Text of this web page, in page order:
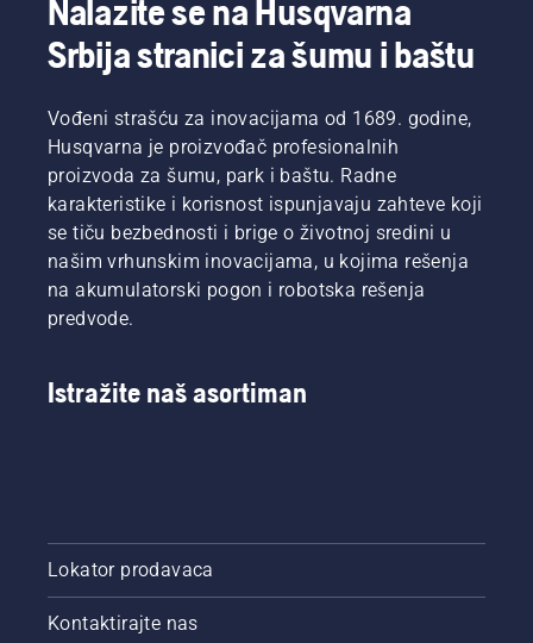
kratkom
biste
kako da
proverite
da li
sistem
za
podmazivanje
lanca
radi
pravilno.
Pokrenite
dok je
zadatak
koji je
vama.
Nalazite se na Husqvarna
Srbija stranici za šumu i baštu
Vođeni strašću za inovacijama od 1689. godine,
Husqvarna je proizvođač profesionalnih
proizvoda za šumu, park i baštu. Radne
karakteristike i korisnost ispunjavaju zahteve koji
se tiču bezbednosti i brige o životnoj sredini u
našim vrhunskim inovacijama, u kojima rešenja
na akumulatorski pogon i robotska rešenja
predvode.
Istražite naš asortiman
Lokator prodavaca
Kontaktirajte nas